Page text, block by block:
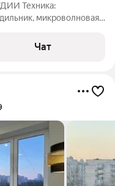
микроволновая
Чат